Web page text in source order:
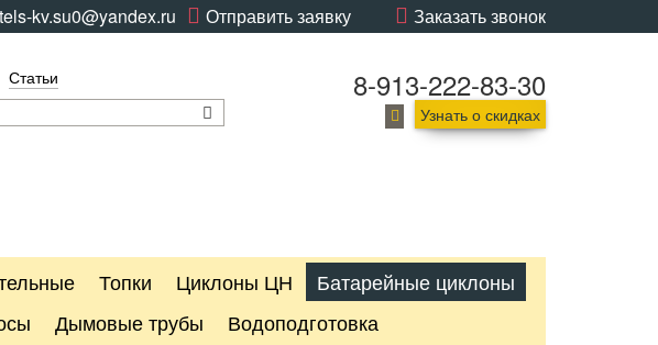
Заказать звонок
Отправить заявку
kv.su0@yandex.ru
Статьи 8-913-222-83-30
Узнать о скидках
Топки Циклоны ЦН
Батарейные циклоны
Дымовые трубы
Водоподготовка